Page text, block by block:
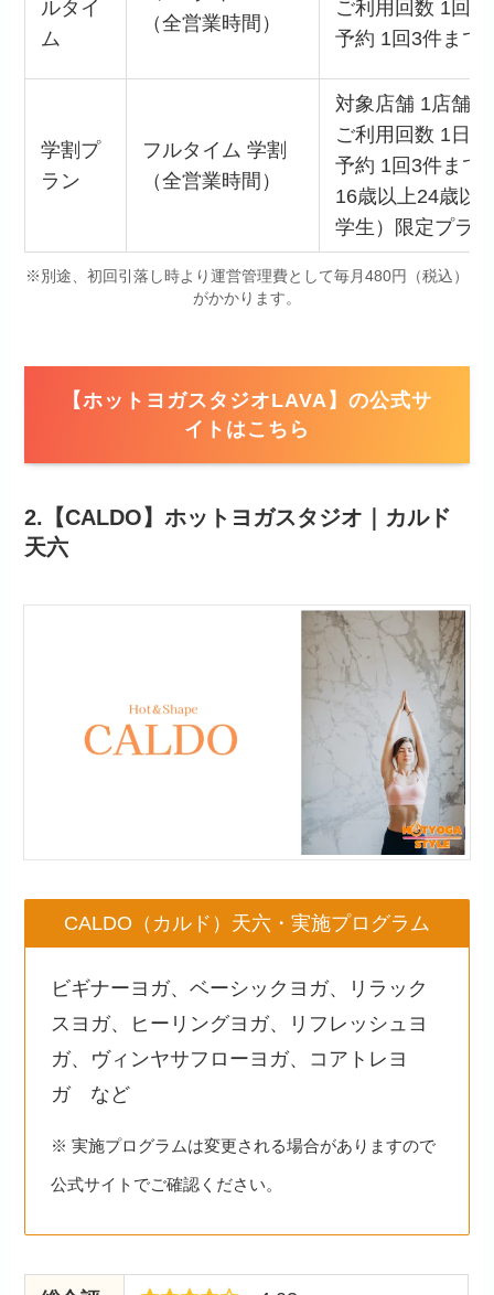
ルタイ
ム
（全営業時間）
ご利用回数 1回
予約 1回3件まで
学割プ
ラン
フルタイム 学割
（全営業時間）
対象店舗 1店舗(
ご利用回数 1日
予約 1回3件まで
16歳以上24歳以
学生）限定プラ
※別途、初回引落し時より運営管理費として毎月480円（税込）
がかかります。
【ホットヨガスタジオLAVA】の公式サ
イトはこちら
2.【CALDO】ホットヨガスタジオ｜カルド
天六
CALDO（カルド）天六・実施プログラム
ビギナーヨガ、ベーシックヨガ、リラック
スヨガ、ヒーリングヨガ、リフレッシュヨ
ガ、ヴィンヤサフローヨガ、コアトレヨ
ガ など
※ 実施プログラムは変更される場合がありますので
公式サイトでご確認ください。